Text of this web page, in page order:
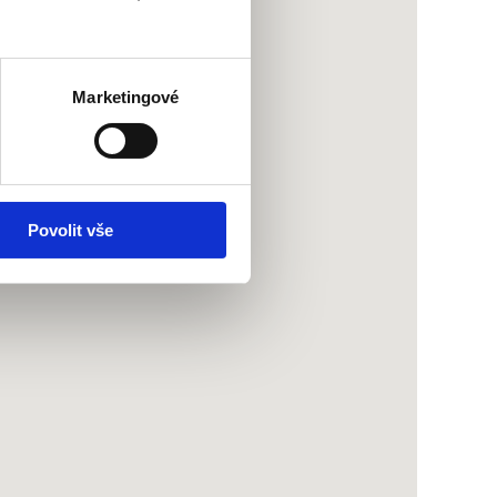
Marketingové
Povolit vše